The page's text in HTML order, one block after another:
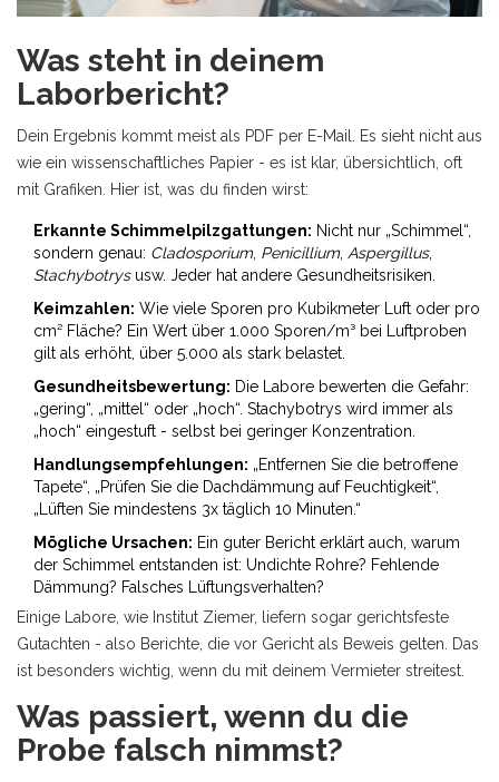
Was steht in deinem
Laborbericht?
Dein Ergebnis kommt meist als PDF per E-Mail. Es sieht nicht aus
wie ein wissenschaftliches Papier - es ist klar, übersichtlich, oft
mit Grafiken. Hier ist, was du finden wirst:
Erkannte Schimmelpilzgattungen: Nicht nur „Schimmel“,
sondern genau: Cladosporium, Penicillium, Aspergillus,
Stachybotrysusw. Jeder hat andere Gesundheitsrisiken.
Keimzahlen: Wie viele Sporen pro Kubikmeter Luft oder pro
cm² Fläche? Ein Wert über 1.000 Sporen/m³ bei Luftproben
gilt als erhöht, über 5.000 als stark belastet.
Gesundheitsbewertung: Die Labore bewerten die Gefahr:
„gering“, „mittel“ oder „hoch“. Stachybotrys wird immer als
„hoch“ eingestuft - selbst bei geringer Konzentration.
Handlungsempfehlungen: „Entfernen Sie die betroffene
Tapete“, „Prüfen Sie die Dachdämmung auf Feuchtigkeit“,
„Lüften Sie mindestens 3x täglich 10 Minuten.“
Mögliche Ursachen: Ein guter Bericht erklärt auch, warum
der Schimmel entstanden ist: Undichte Rohre? Fehlende
Dämmung? Falsches Lüftungsverhalten?
Einige Labore, wie Institut Ziemer, liefern sogar gerichtsfeste
Gutachten - also Berichte, die vor Gericht als Beweis gelten. Das
ist besonders wichtig, wenn du mit deinem Vermieter streitest.
Was passiert, wenn du die
Probe falsch nimmst?